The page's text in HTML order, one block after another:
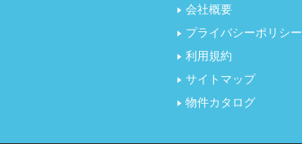
会社概要
プライバシーポリシー
利用規約
サイトマップ
物件カタログ